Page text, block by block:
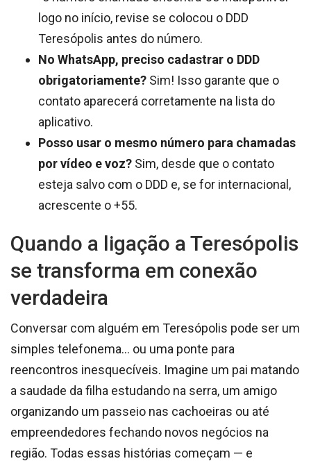
logo no início, revise se colocou o DDD
Teresópolis antes do número.
No WhatsApp, preciso cadastrar o DDD
obrigatoriamente? Sim! Isso garante que o
contato aparecerá corretamente na lista do
aplicativo.
Posso usar o mesmo número para chamadas
por vídeo e voz? Sim, desde que o contato
esteja salvo com o DDD e, se for internacional,
acrescente o +55.
Quando a ligação a Teresópolis
se transforma em conexão
verdadeira
Conversar com alguém em Teresópolis pode ser um
simples telefonema… ou uma ponte para
reencontros inesquecíveis. Imagine um pai matando
a saudade da filha estudando na serra, um amigo
organizando um passeio nas cachoeiras ou até
empreendedores fechando novos negócios na
região. Todas essas histórias começam — e